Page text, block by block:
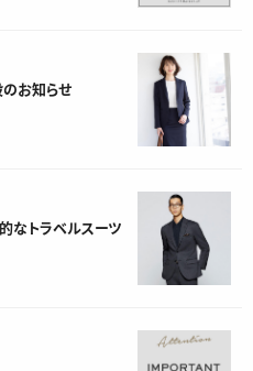
お知らせ
なトラベルスーツ